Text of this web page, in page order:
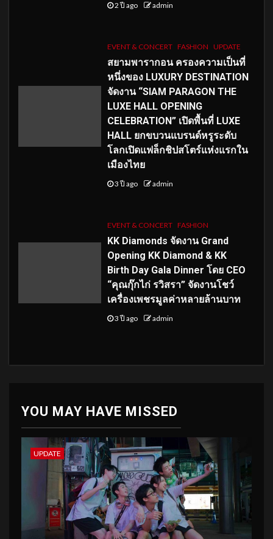
2 ปี ago admin
EVENT & CONCERT FASHION UPDATE
สยามพารากอน ครองความเป็นที่
หนึ่งของ LUXURY DESTINATION
จัดงาน “SIAM PARAGON THE
LUXE HALL OPENING
CELEBRATION” เปิดพื้นที่ LUXE
HALL ยกขบวนแบรนด์หรูระดับ
โลกเปิดแฟล็กชิปสโตร์แห่งแรกใน
เมืองไทย
3 ปี ago admin
EVENT & CONCERT FASHION
KK Diamonds จัดงาน Grand
Opening KK Diamond & KK
Birth Day Gala Dinner โดย CEO
“คุณกุ๊กไก่ รวิสรา” จัดงานโชว์
เครื่องเพชรมูลค่าหลายล้านบาท
3 ปี ago admin
YOU MAY HAVE MISSED
UPDATE